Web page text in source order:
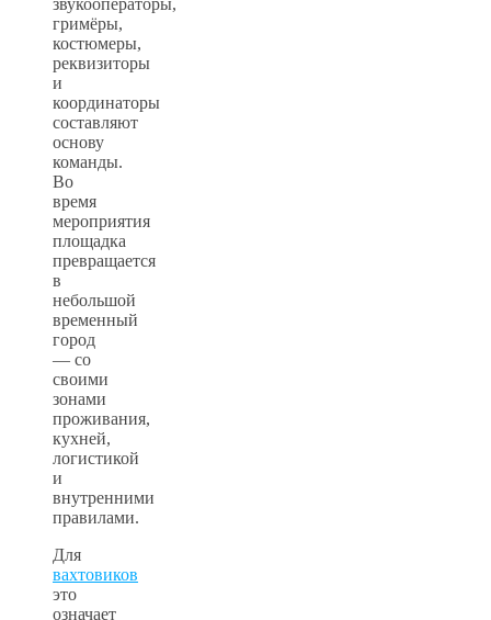
гримёры,
костюмеры,
реквизиторы
и
координаторы
составляют
основу
команды.
Во
время
мероприятия
площадка
превращается
в
небольшой
временный
город
— со
своими
зонами
проживания,
кухней,
логистикой
и
внутренними
правилами.
Для
вахтовиков
это
означает